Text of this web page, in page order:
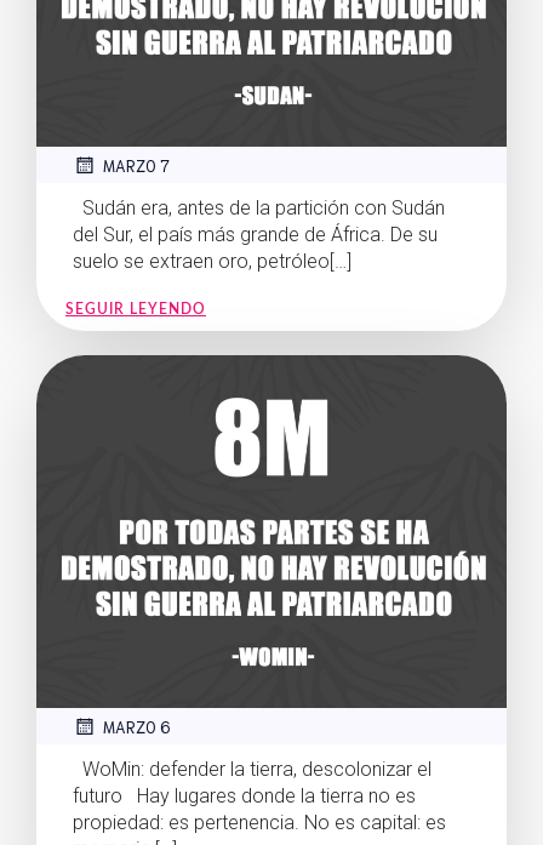
MARZO 7
Sudán era, antes de la partición con Sudán
del Sur, el país más grande de África. De su
suelo se extraen oro, petróleo[…]
SEGUIR LEYENDO
MARZO 6
WoMin: defender la tierra, descolonizar el
futuro Hay lugares donde la tierra no es
propiedad: es pertenencia. No es capital: es